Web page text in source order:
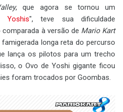
, que agora se tornou um
Yoshis", teve sua dificuldade
à versão de Mario Kart
longa reta do percurso
lança os pilotos para um trecho
o Ovo de Yoshi gigante ficou
foram trocados por Goombas.